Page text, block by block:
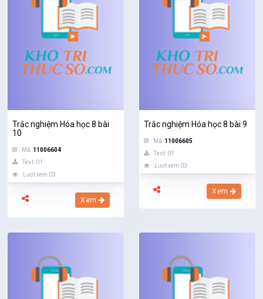
Trắc nghiệm Hóa học 8 bài
10
Mã: 11006604
Test: 01
Lượt xem:03
Xem
Trắc nghiệm Hóa học 8 bài 9
Mã: 11006605
Test: 01
Lượt xem:03
Xem